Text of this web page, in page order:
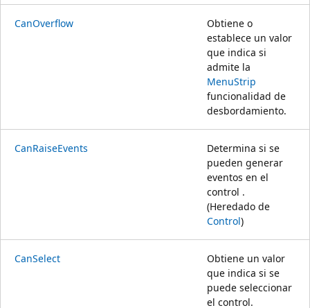
CanOverflow
Obtiene o
establece un valor
que indica si
admite la
MenuStrip
funcionalidad de
desbordamiento.
CanRaiseEvents
Determina si se
pueden generar
eventos en el
control .
(Heredado de
Control)
CanSelect
Obtiene un valor
que indica si se
puede seleccionar
el control.